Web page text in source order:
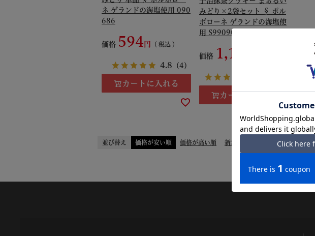
ネ ゲランドの海塩使用 090
686
価格 594 税込
4.8 （4）
カートに入れる
みどり×2袋セット § ポル
ボローネ ゲランドの海塩使
用 S99090686
価格 1,188
カートに入れる
並び替え 価格が安い順 価格が高い順 新着順